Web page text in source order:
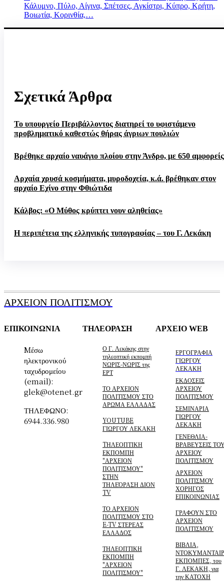
Κάλυμνο, Πύλο, Αίγινα, Σπέτσες, Αγκίστρι, Κύπρο, Κρήτη,
Βοιωτία, Κορινθία,…
Σχετικά Άρθρα
Το υπουργείο Περιβάλλοντος διατηρεί το υφιστάμενο
προβληματικό καθεστώς θήρας άγριων πουλιών
Βρέθηκε αρχαίο ναυάγιο πλοίου στην Άνδρο, με 650
Αρχαία χρυσά κοσμήματα, μυροδοχεία, κ.ά. βρέθηκαν στον
αρχαίο Εχίνο στην Φθιώτιδα
Κάλβος: «Ο Μύθος κρύπτει νουν αληθείας»
Η περιπέτεια της ελληνικής τυπογραφίας – του Γ. Λεκάκη
ΑΡΧΕΙΟΝ ΠΟΛΙΤΙΣΜΟΥ
ΕΠΙΚΟΙΝΩΝΙΑ
Mέσω
ηλεκτρονικού
ταχυδρομείου
(email):
glek@otenet.gr
ΤΗΛΕΦΩΝΟ:
6944.336.980
ΤΗΛΕΟΡΑΣΗ
Ο Γ. Λεκάκης στην
τηλεοπτική εκπομπή
ΝΩΡΙΣ-ΝΩΡΙΣ της
ΕΡΤ
ΤΟ ΑΡΧΕΙΟΝ
ΠΟΛΙΤΙΣΜΟΥ ΣΤΟ
ΑΡΩΜΑ ΕΛΛΑΔΑΣ
YOUTUBE
ΓΙΩΡΓΟΥ ΛΕΚΑΚΗ
TΗΛΕΟΠΤΙΚΗ
ΕΚΠΟΜΠΗ
"ΑΡΧΕΙΟΝ
ΠΟΛΙΤΙΣΜΟΥ"
ΣΤΗΝ
ΤΗΛΕΌΡΑΣΗ ΔΙΟΝ
TV
ΤΟ ΑΡΧΕΙΟΝ
ΠΟΛΙΤΙΣΜΟΥ ΣΤΟ
E-TV ΣΤΕΡΕΑΣ
ΕΛΛΑΔΟΣ
ΤΗΛΕΟΠΤΙΚΗ
ΕΚΠΟΜΠΗ
"ΑΡΧΕΙΟΝ
ΠΟΛΙΤΙΣΜΟΥ"
ΑΡΧΕΙΟ WEB
ΕΡΓΟΓΡΑΦΙΑ
ΓΙΩΡΓΟΥ
ΛΕΚΑΚΗ
ΕΚΔΟΣΕΙΣ
ΑΡΧΕΙΟΥ
ΠΟΛΙΤΙΣΜΟΥ
ΣΕΜΙΝΑΡΙΑ
ΓΙΩΡΓΟΥ
ΛΕΚΑΚΗ
ΓΕΝΕΘΛΙΑ-
ΒΡΑΒΕΥΣΕΙΣ
ΑΡΧΕΙΟΥ
ΠΟΛΙΤΙΣΜΟΥ
ΑΡΧΕΙΟΝ
ΠΟΛΙΤΙΣΜΟΥ
ΧΟΡΗΓΟΣ
ΕΠΙΚΟΙΝΩΝΙΑΣ
ΓΡΑΦΟΥΝ ΣΤΟ
ΑΡΧΕΙΟΝ
ΠΟΛΙΤΙΣΜΟΥ
ΒΙΒΛΙΑ,
ΕΚΠΟΜΠΕΣ, του
Γ. ΛΕΚΑΚΗ, για
την ΚΑΤΟΧΗ